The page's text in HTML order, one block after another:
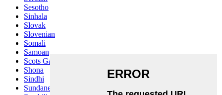
Sesotho
Sinhala
Slovak
Slovenian
Somali
Samoan
Scots Gaelic
Shona
Sindhi
Sundanese